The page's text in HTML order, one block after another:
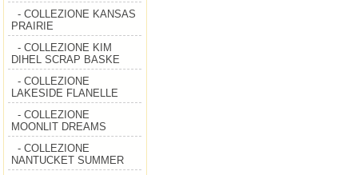
- COLLEZIONE KANSAS
PRAIRIE
- COLLEZIONE KIM
DIHEL SCRAP BASKE
- COLLEZIONE
LAKESIDE FLANELLE
- COLLEZIONE
MOONLIT DREAMS
- COLLEZIONE
NANTUCKET SUMMER